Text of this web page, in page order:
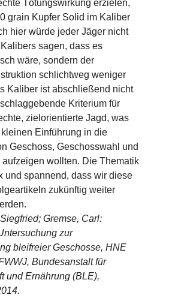
Tötungswirkung erzielen,
grain Kupfer Solid im Kaliber
hier würde jeder Jäger nicht
sagen, dass es
wäre, sondern der
schlichtweg weniger
Kaliber ist abschließend nicht
Kriterium für
zielorientierte Jagd, was
Einführung in die
Geschoss, Geschosswahl und
wollten. Die Thematik
und spannend, dass wir diese
zukünftig weiter
Gremse, Carl:
zur
bleifreier Geschosse, HNE
Bundesanstalt für
und Ernährung (BLE),